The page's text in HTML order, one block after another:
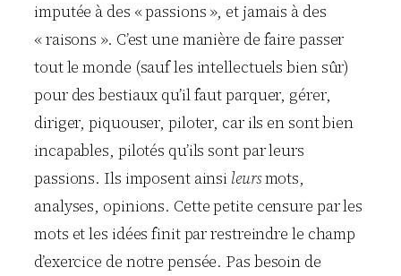
imputée à des « passions », et jamais à des
« raisons ». C’est une manière de faire passer
tout le monde (sauf les intellectuels bien sûr)
pour des bestiaux qu’il faut parquer, gérer,
diriger, piquouser, piloter, car ils en sont bien
incapables, pilotés qu’ils sont par leurs
passions. Ils imposent ainsi leursmots,
analyses, opinions. Cette petite censure par les
mots et les idées finit par restreindre le champ
d’exercice de notre pensée. Pas besoin de